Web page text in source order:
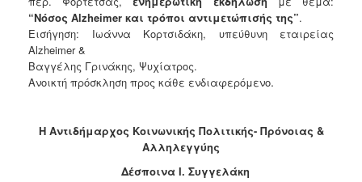
Δημοτικό
Ιατρείο
Ξενώνας
Φιλοξενίας
Γυναικών
Κοινωνικό
“Νόσος Alzheimer και τρόποι αντιμετώπισής της”.
Εισήγηση: Ιωάννα Κορτσιδάκη, υπεύθυνη εταιρείας
Alzheimer &
Βαγγέλης Γρινάκης, Ψυχίατρος.
Ανοικτή πρόσκληση προς κάθε ενδιαφερόμενο.
Η Αντιδήμαρχος Κοινωνικής Πολιτικής- Πρόνοιας &
Αλληλεγγύης
Δέσποινα Ι. Συγγελάκη